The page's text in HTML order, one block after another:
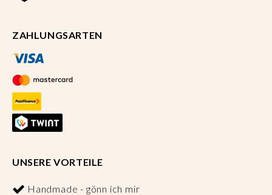
ZAHLUNGSARTEN
UNSERE VORTEILE
Handmade - gönn ich mir